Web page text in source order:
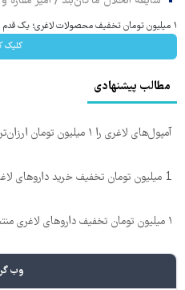
۱ میلیون تومان تخفیف محصولات لاغری؛ یک قدم نزدیک‌تر به شروع کاهش وزن
کلیک
مطالب پیشنهادی
آمپول‌های لاغری را ۱ میلیون تومان ارزان‌تر از همه‌جا بخر!
1 میلیون تومان تخفیف خرید داروهای لاغری با ارسال از داروخانه و پک یخ!
۱ میلیون تومان تخفیف داروهای لاغری منتخب با ارسال از داروخانه نزدیکت
وب